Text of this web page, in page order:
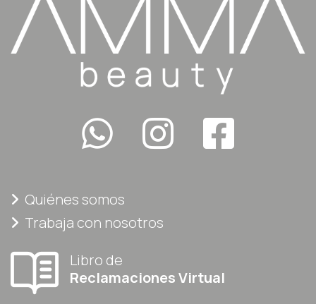
Quiénes somos
Trabaja con nosotros
Libro de
Reclamaciones Virtual